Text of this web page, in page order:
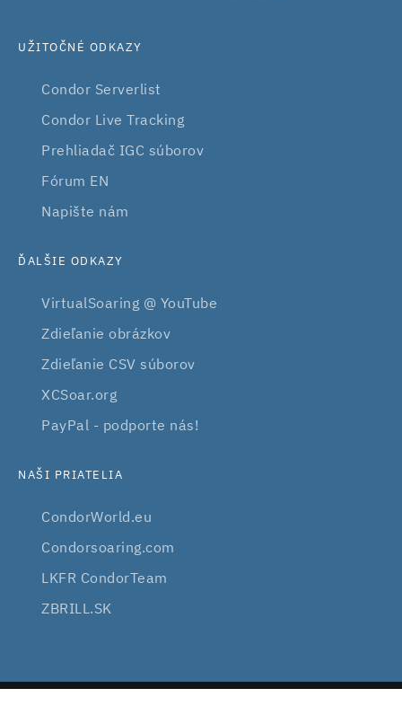
UŽITOČNÉ ODKAZY
Condor Serverlist
Condor Live Tracking
Prehliadač IGC súborov
Fórum EN
Napište nám
ĎALŠIE ODKAZY
VirtualSoaring @ YouTube
Zdieľanie obrázkov
Zdieľanie CSV súborov
XCSoar.org
PayPal - podporte nás!
NAŠI PRIATELIA
CondorWorld.eu
Condorsoaring.com
LKFR CondorTeam
ZBRILL.SK